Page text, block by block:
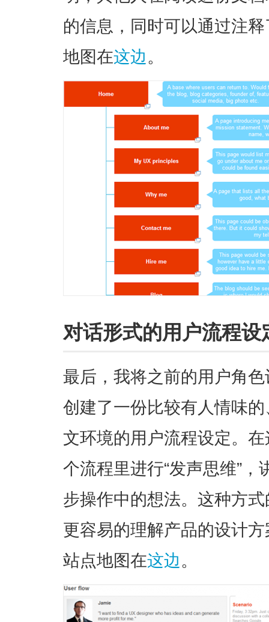
的信息，同时可以通过注
地图在这边 。
对话形式的用户流程设
最后，我将之前的用户角
创建了一份比较有人情味
文环境的用户流程设定。
个流程里进行“发声思维”
步操作中的想法。这种方
更容易的理解产品的设计
站点地图在这边 。